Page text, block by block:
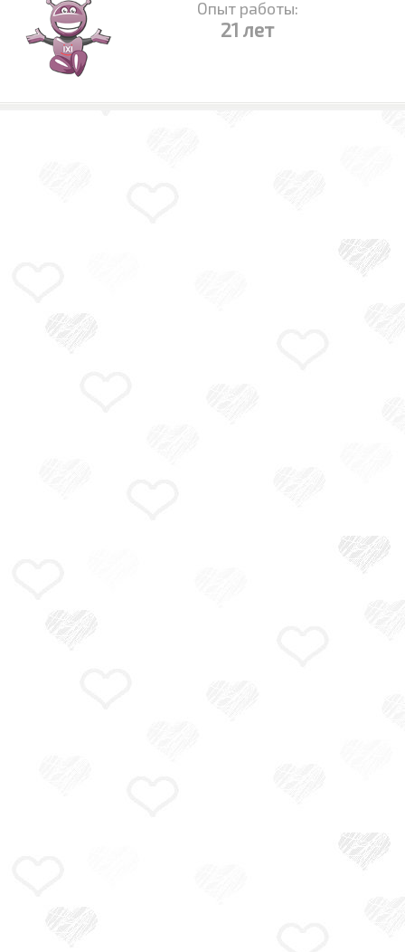
Опыт работы:
21 лет